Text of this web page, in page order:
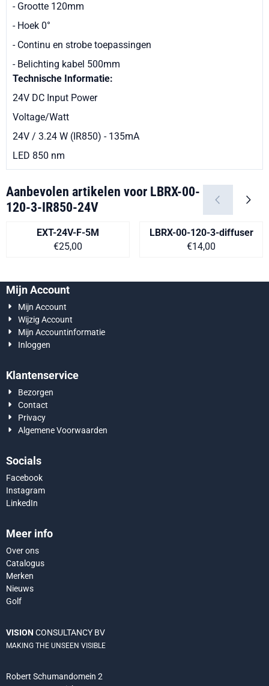
- Grootte 120mm
- Hoek 0°
- Continu en strobe toepassingen
- Belichting kabel 500mm
Technische Informatie:
24V DC Input Power
Voltage/Watt
24V / 3.24 W (IR850) - 135mA
LED 850 nm
Aanbevolen artikelen voor LBRX-00-
120-3-IR850-24V
EXT-24V-F-5M
Prijs op aanvraag
€25,00
LBRX-00-120-3-diffuser
Prijs op
€14,00
Mijn Account
Mijn Account
Wijzig Account
Mijn Accountinformatie
Inloggen
Klantenservice
Bezorgen
Contact
Privacy
Algemene Voorwaarden
Socials
Facebook
Instagram
LinkedIn
Meer info
Over ons
Catalogus
Merken
Nieuws
Golf
VISION CONSULTANCY BV
MAKING THE UNSEEN VISIBLE
Robert Schumandomein 2